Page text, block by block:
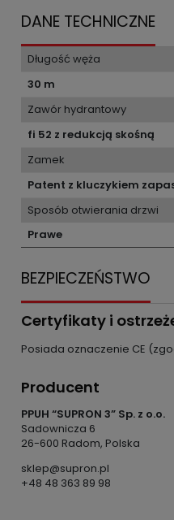
DANE TECHNICZNE
Długość węża
30 m
Zawór hydrantowy
fi 52 z redukcją skośną
Zamek
Patent z kluczykiem
Sposób otwierania drzwi
Prawe
BEZPIECZEŃSTWO
Certyfikaty i
Posiada oznaczenie CE
Producent
PPUH “SUPRON 3” Sp. z o.o.
Sadownicza 6
26-600 Radom, Polska
sklep@supron.pl
+48 48 363 89 98